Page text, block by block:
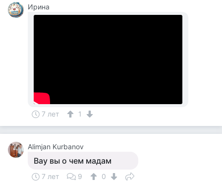
Ирина
7 лет 1
Alimjan Kurbanov
Вау вы о чем мадам
7 лет 9
0